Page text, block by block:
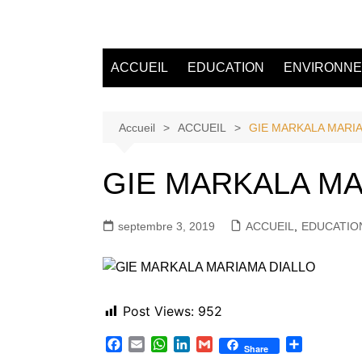
ACCUEIL EDUCATION
Accueil ACCUEIL GIE MARKALA
GIE MARKALA
septembre 3, 2019 ACCUEIL
Post Views: 952
W
G
Share